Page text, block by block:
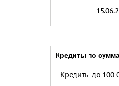
Кредиты по
Кредиты до 100